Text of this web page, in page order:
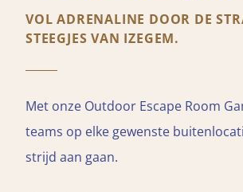
VOL ADRENALINE DOOR DE
STEEGJES VAN IZEGEM.
Met onze Outdoor Escape Room
teams op elke gewenste
strijd aan gaan.